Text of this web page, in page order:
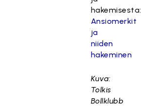
hakemisesta:
Ansiomerkit
ja
niiden
hakeminen
Kuva:
Tolkis
Bollklubb